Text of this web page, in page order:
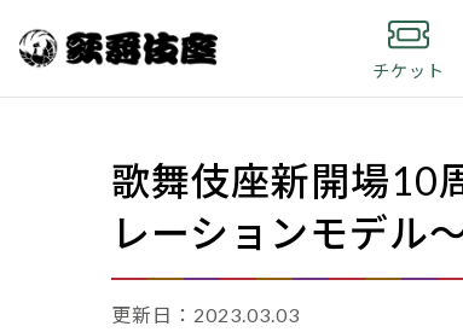
チケット
歌舞伎座新開場10
レーションモデル
更新日：2023.03.03